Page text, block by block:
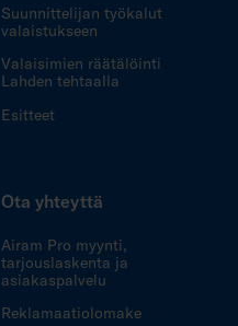
Suunnittelijan työkalut
valaistukseen
Valaisimien räätälöinti
Lahden tehtaalla
Esitteet
Ota yhteyttä
Airam Pro myynti,
tarjouslaskenta ja
asiakaspalvelu
Reklamaatiolomake